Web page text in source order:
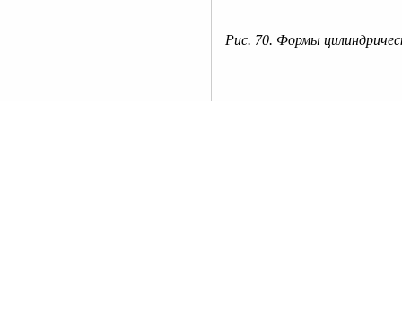
Рис. 70. Формы